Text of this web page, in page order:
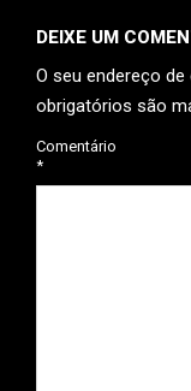
DEIXE UM
O seu endereço
obrigatórios são
Comentário
*